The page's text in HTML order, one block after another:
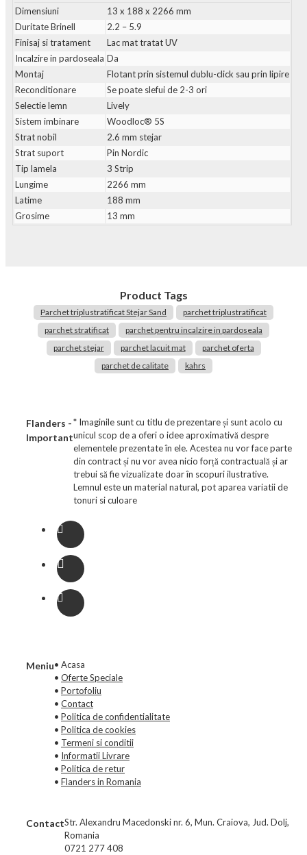
Dimensiuni
13 x 188 x 2266 mm
Duritate Brinell
2.2 – 5.9
Finisaj si tratament
Lac mat tratat UV
Incalzire in pardoseala Da
Montaj
Flotant prin sistemul dublu-click sau prin lipire
Reconditionare
Se poate slefui de 2-3 ori
Selectie lemn
Lively
Sistem imbinare
Woodloc® 5S
Strat nobil
2.6 mm stejar
Strat suport
Pin Nordic
Tip lamela
3 Strip
Lungime
2266 mm
Latime
188 mm
Grosime
13 mm
Product Tags
Parchet triplustratificat Stejar Sand
parchet triplustratificat
parchet stratificat
parchet pentru incalzire in pardoseala
parchet stejar
parchet lacuit mat
parchet oferta
parchet de calitate
kahrs
Flanders -
Important
* Imaginile sunt cu titlu de prezentare și sunt acolo cu
unicul scop de a oferi o idee aproximativă despre
elementele prezentate în ele. Acestea nu vor face parte
din contract și nu vor avea nicio forță contractuală și ar
trebui să fie vizualizate doar în scopuri ilustrative.
Lemnul este un material natural, pot aparea variatii de
tonuri si culoare
Meniu• Acasa
• Oferte Speciale
• Portofoliu
• Contact
• Politica de confidentialitate
• Politica de cookies
• Termeni si conditii
• Informatii Livrare
• Politica de retur
• Flanders in Romania
ContactStr. Alexandru Macedonski nr. 6, Mun. Craiova, Jud. Dolj,
Romania
0721 277 408